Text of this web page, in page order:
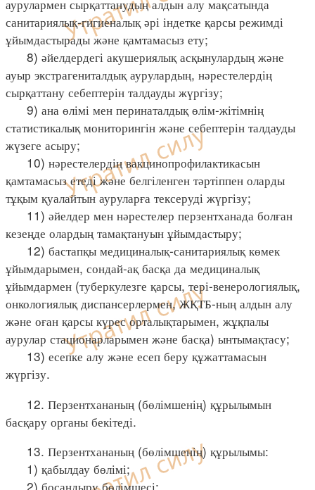
аурулармен сырқаттанудың алдын алу мақсатында
санитариялық-гигиеналық әрі індетке қарсы режимді
ұйымдастырады және қамтамасыз ету;
8) әйелдердегі акушериялық асқынулардың және
ауыр экстрагениталдық аурулардың, нәрестелердің
сырқаттану себептерін талдауды жүргізу;
9) ана өлімі мен перинаталдық өлім-жітімнің
статистикалық мониторингін және себептерін талдауды
жүзеге асыру;
10) нәрестелердің вакцинопрофилактикасын
қамтамасыз етеді және белгіленген тәртіппен оларды
тұқым қуалайтын ауруларға тексеруді жүргізу;
11) әйелдер мен нәрестелер перзентханада болған
кезеңде олардың тамақтануын ұйымдастыру;
12) бастапқы медициналық-санитариялық көмек
ұйымдарымен, сондай-ақ басқа да медициналық
ұйымдармен (туберкулезге қарсы, тері-венерологиялық,
онкологиялық диспансерлермен, ЖҚТБ-ның алдын алу
және оған қарсы күрес орталықтарымен, жұқпалы
аурулар стационарларымен және басқа) ынтымақтасу;
13) есепке алу және есеп беру құжаттамасын
жүргізу.
12. Перзентхананың (бөлімшенің) құрылымын
басқару органы бекітеді.
13. Перзентхананың (бөлімшенің) құрылымы:
1) қабылдау бөлімі;
2) босандыру бөлімшесі: